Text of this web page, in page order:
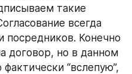
такие
всегда
посредников. Конечно
договор, но в данном
“вслепую”,